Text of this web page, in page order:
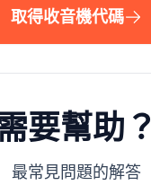
取得收音機代碼
要幫助？
最常見問題的解答